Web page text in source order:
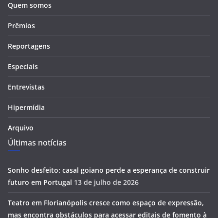
Quem somos
Prêmios
Reportagens
Especiais
Entrevistas
Hipermídia
Arquivo
Últimas notícias
Sonho desfeito: casal goiano perde a esperança de construir
futuro em Portugal 13 de julho de 2026
Teatro em Florianópolis cresce como espaço de expressão,
mas encontra obstáculos para acessar editais de fomento à